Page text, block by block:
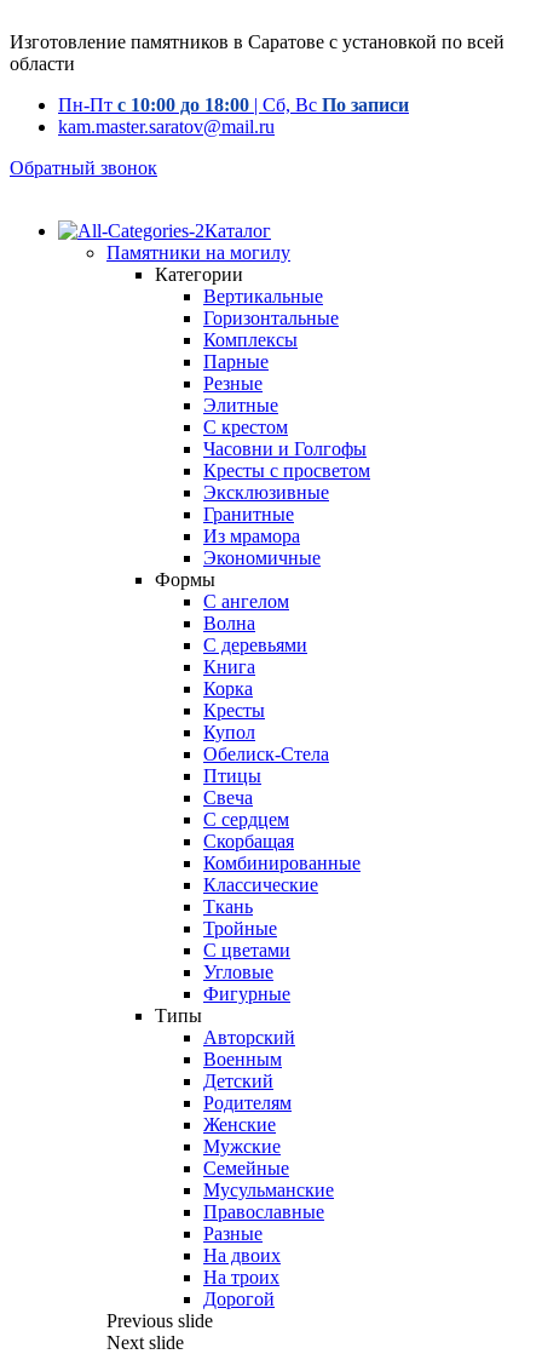
Изготовление памятников в Саратове с установкой по всей
области
Пн-Пт с 10:00 до 18:00 | Сб, Вс По записи
kam.master.saratov@mail.ru
Обратный звонок
Каталог
Памятники на могилу
Категории
Вертикальные
Горизонтальные
Комплексы
Парные
Резные
Элитные
С крестом
Часовни и Голгофы
Кресты с просветом
Эксклюзивные
Гранитные
Из мрамора
Экономичные
Формы
С ангелом
Волна
С деревьями
Книга
Корка
Кресты
Купол
Обелиск-Стела
Птицы
Свеча
С сердцем
Скорбащая
Комбинированные
Классические
Ткань
Тройные
С цветами
Угловые
Фигурные
Типы
Авторский
Военным
Детский
Родителям
Женские
Мужские
Семейные
Мусульманские
Православные
Разные
На двоих
На троих
Дорогой
Previous slide
Next slide